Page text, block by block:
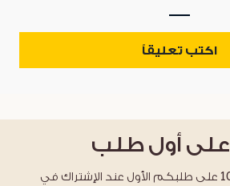
اكتب تعليقاً
على أول طلب
احصلوا على خصم %10 على طلبكم الأول عند الإشتراك في